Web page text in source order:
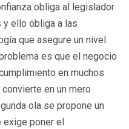
obliga al legislador
y ello obliga a las
que asegure un nivel
es que el negocio
en muchos
en un mero
ola se propone un
exige poner el